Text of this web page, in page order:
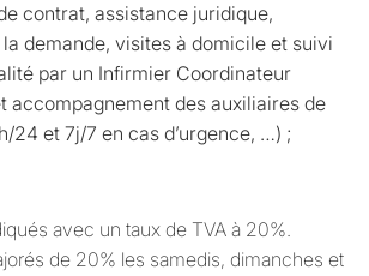
contrat, assistance juridique,
demande, visites à domicile et suivi
par un Infirmier Coordinateur
accompagnement des auxiliaires de
24 et 7j/7 en cas d’urgence, …) ;
avec un taux de TVA à 20%.
de 20% les samedis, dimanches et